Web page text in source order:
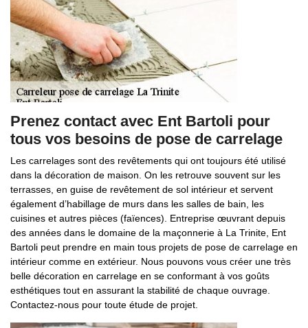
Prenez contact avec Ent Bartoli pour
tous vos besoins de pose de carrelage
Les carrelages sont des revêtements qui ont toujours été utilisé
dans la décoration de maison. On les retrouve souvent sur les
terrasses, en guise de revêtement de sol intérieur et servent
également d’habillage de murs dans les salles de bain, les
cuisines et autres pièces (faïences). Entreprise œuvrant depuis
des années dans le domaine de la maçonnerie à La Trinite, Ent
Bartoli peut prendre en main tous projets de pose de carrelage en
intérieur comme en extérieur. Nous pouvons vous créer une très
belle décoration en carrelage en se conformant à vos goûts
esthétiques tout en assurant la stabilité de chaque ouvrage.
Contactez-nous pour toute étude de projet.